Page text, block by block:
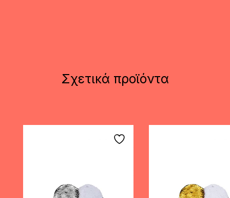
Σχετικά προϊόντα